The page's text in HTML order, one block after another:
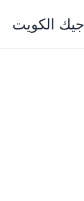
content
الكويت